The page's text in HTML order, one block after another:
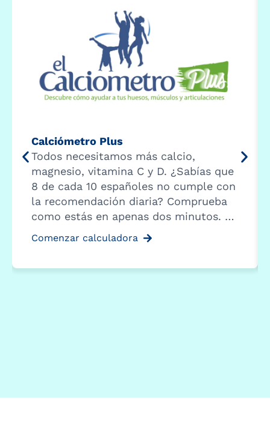
Calciómetro Plus
Todos necesitamos más calcio,
magnesio, vitamina C y D. ¿Sabías que
8 de cada 10 españoles no cumple con
la recomendación diaria? Comprueba
como estás en apenas dos minutos. …
Comenzar calculadora